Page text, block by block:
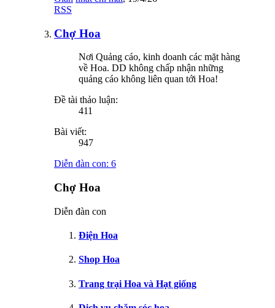
RSS
Chợ Hoa
Nơi Quảng cáo, kinh doanh các mặt hàng
về Hoa. DD không chấp nhận những
quảng cáo không liên quan tới Hoa!
Đề tài thảo luận:
411
Bài viết:
947
Diễn đàn con: 6
Chợ Hoa
Diễn đàn con
Điện Hoa
Shop Hoa
Trang trại Hoa và Hạt giống